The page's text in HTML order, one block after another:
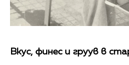
Вкус, финес и груув в